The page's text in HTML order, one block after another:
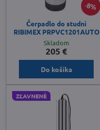
8%
Čerpadlo do studní
RIBIMEX PRPVC1201AUTO
Skladom
205 €
Do košíka
ZĽAVNENÉ